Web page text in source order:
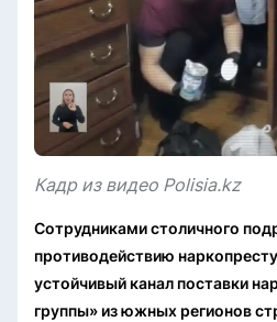
Кадр из видео Polisia.kz
Сотрудниками столичного
противодействию
устойчивый канал поставки
группы» из южных регионов